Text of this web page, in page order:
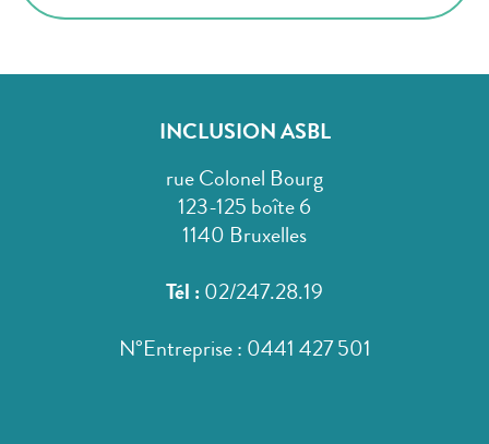
INCLUSION ASBL
rue Colonel Bourg
123-125 boîte 6
1140 Bruxelles
Tél : 02/247.28.19
N°Entreprise : 0441 427 501